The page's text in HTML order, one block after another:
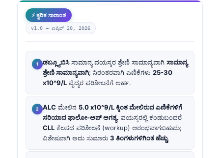
⚡ ತ್ವರಿತ ಸಾರಾಂಶ
v1.0 — ಏಪ್ರಿಲ್ 20, 2026
ಡಬ್ಲ್ಯೂಬಿಸಿಸಾಮಾನ್ಯ ವಯಸ್ಕರ ಶ್ರೇಣಿ ಸಾಮಾನ್ಯವಾಗಿ ಸಾಮಾನ್ಯ
ಶ್ರೇಣಿ ಸಾಮಾನ್ಯವಾಗಿ; ನಿರಂತರವಾಗಿ ಎಣಿಕೆಗಳು 25-30
x10^9/L ವೈದ್ಯರ ಪರಿಶೀಲನೆಗೆ ಅರ್ಹ.
ALC ಮೇಲಿನ 5.0 x10^9/L ಕ್ಕಿಂತ ಮೇಲಿರುವ ಎಣಿಕೆಗಳಿಗೆ
ಸರಿಯಾದ ಫಾಲೋ-ಅಪ್ ಅಗತ್ಯ. ವಯಸ್ಕರಲ್ಲಿ ಕಂಡುಬಂದರೆ
CLL ಕೆಲಸದ ಪರಿಶೀಲನೆ (workup) ಆರಂಭವಾಗಬಹುದು;
ವಿಶೇಷವಾಗಿ ಅದು ಸುಮಾರು 3 ತಿಂಗಳುಗಳಿಗಿಂತ ಹೆಚ್ಚು.